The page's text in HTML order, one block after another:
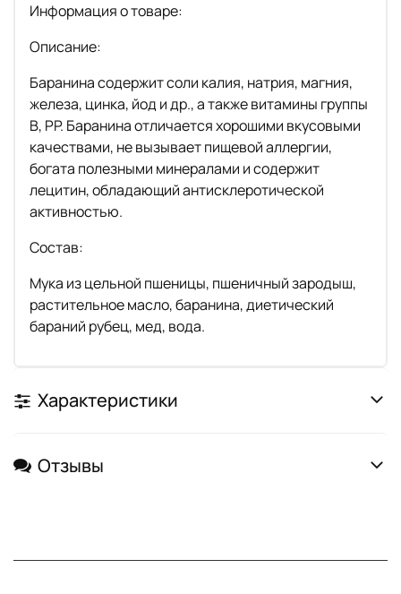
Информация о товаре:
Описание:
Баранина содержит соли калия, натрия, магния,
железа, цинка, йод и др., а также витамины группы
B, PP. Баранина отличается хорошими вкусовыми
качествами, не вызывает пищевой аллергии,
богата полезными минералами и содержит
лецитин, обладающий антисклеротической
активностью.
Состав:
Мука из цельной пшеницы, пшеничный зародыш,
растительное масло, баранина, диетический
бараний рубец, мед, вода.
Характеристики
Отзывы